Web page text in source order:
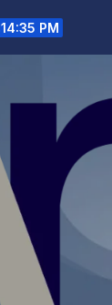
PM